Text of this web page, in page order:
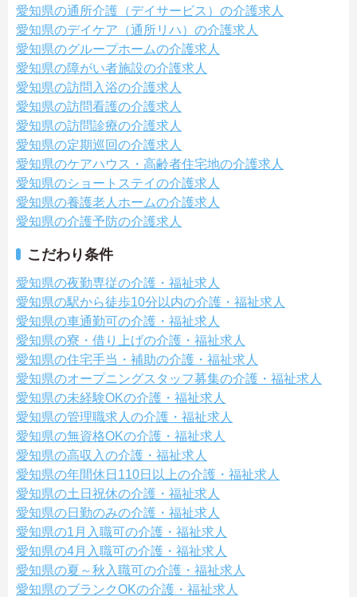
愛知県の通所介護（デイサービス）の介護求人
愛知県のデイケア（通所リハ）の介護求人
愛知県のグループホームの介護求人
愛知県の障がい者施設の介護求人
愛知県の訪問入浴の介護求人
愛知県の訪問看護の介護求人
愛知県の訪問診療の介護求人
愛知県の定期巡回の介護求人
愛知県のケアハウス・高齢者住宅地の介護求人
愛知県のショートステイの介護求人
愛知県の養護老人ホームの介護求人
愛知県の介護予防の介護求人
こだわり条件
愛知県の夜勤専従の介護・福祉求人
愛知県の駅から徒歩10分以内の介護・福祉求人
愛知県の車通勤可の介護・福祉求人
愛知県の寮・借り上げの介護・福祉求人
愛知県の住宅手当・補助の介護・福祉求人
愛知県のオープニングスタッフ募集の介護・福祉求人
愛知県の未経験OKの介護・福祉求人
愛知県の管理職求人の介護・福祉求人
愛知県の無資格OKの介護・福祉求人
愛知県の高収入の介護・福祉求人
愛知県の年間休日110日以上の介護・福祉求人
愛知県の土日祝休の介護・福祉求人
愛知県の日勤のみの介護・福祉求人
愛知県の1月入職可の介護・福祉求人
愛知県の4月入職可の介護・福祉求人
愛知県の夏～秋入職可の介護・福祉求人
愛知県のブランクOKの介護・福祉求人